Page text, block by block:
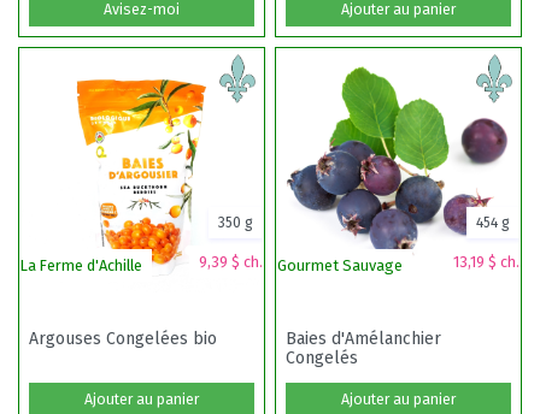
Avisez-moi Ajouter au panier
La Ferme d'Achille 9,39 $ ch.
350 g
Argouses Congelées bio
Ajouter au panier
Gourmet Sauvage 13,19 $ ch.
454 g
Baies d'Amélanchier
Congelés
Ajouter au panier